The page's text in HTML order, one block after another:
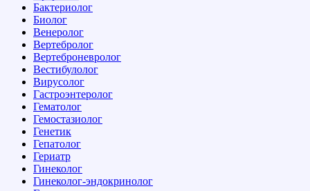
Бактериолог
Биолог
Венеролог
Вертебролог
Вертеброневролог
Вестибулолог
Вирусолог
Гастроэнтеролог
Гематолог
Гемостазиолог
Генетик
Гепатолог
Гериатр
Гинеколог
Гинеколог-эндокринолог